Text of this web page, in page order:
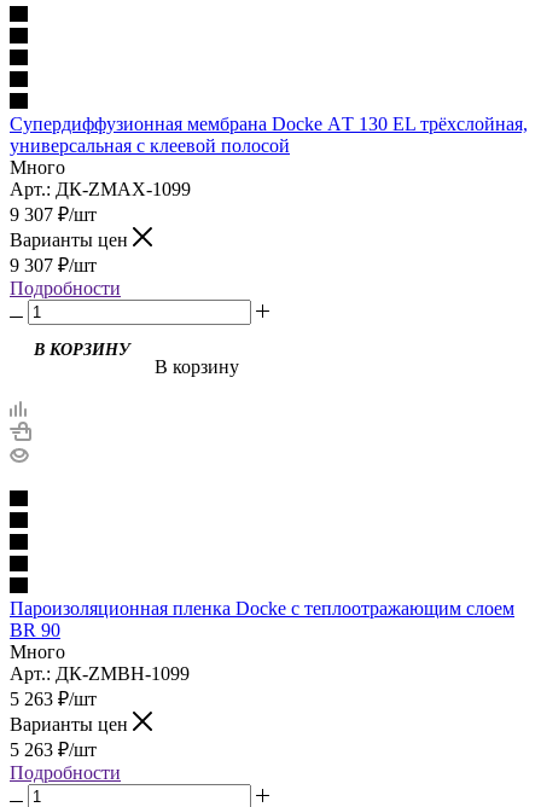
Супердиффузионная мембрана Docke АT 130 EL трёхслойная,
универсальная с клеевой полосой
Много
Арт.: ДК-ZMAX-1099
9 307 ₽/шт
Варианты цен
9 307 ₽/шт
Подробности
В корзину
Пароизоляционная пленка Docke с теплоотражающим слоем
BR 90
Много
Арт.: ДК-ZMBH-1099
5 263 ₽/шт
Варианты цен
5 263 ₽/шт
Подробности